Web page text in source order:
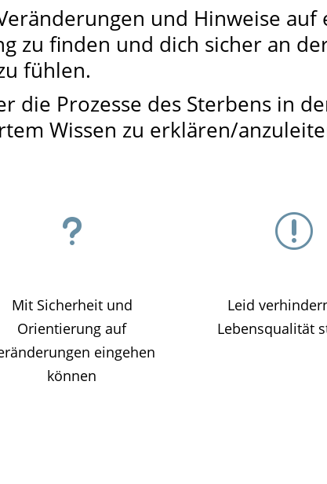
und Hinweise auf
zu finden und dich sicher an
fühlen.
die Prozesse des Sterbens in
Wissen zu erklären/
u
Mit Sicherheit und
Orientierung auf
eingehen
können
r
Leid
Lebensqualität